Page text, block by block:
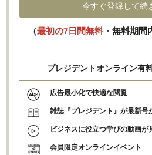
今すぐ登録して続
（最初の7日間無料・無料期間
プレジデントオンライン有
広告最小化で快適な閲覧
雑誌『プレジデント』が最新号
ビジネスに役立つ学びの動画が
会員限定オンラインイベント